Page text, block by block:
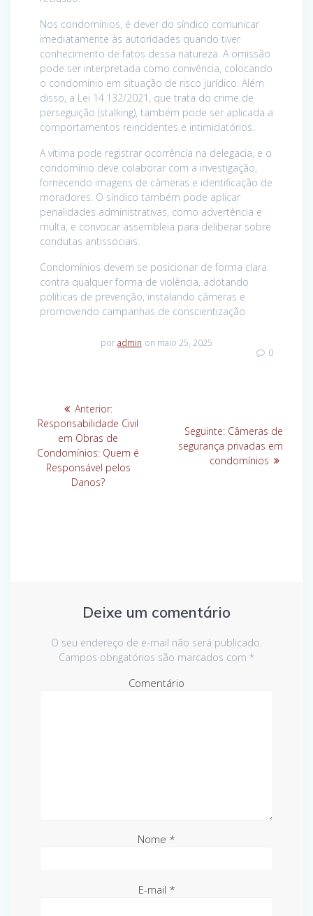
Nos condomínios, é dever do síndico comunicar
imediatamente às autoridades quando tiver
conhecimento de fatos dessa natureza. A omissão
pode ser interpretada como conivência, colocando
o condomínio em situação de risco jurídico. Além
disso, a Lei 14.132/2021, que trata do crime de
perseguição (stalking), também pode ser aplicada a
comportamentos reincidentes e intimidatórios.
A vítima pode registrar ocorrência na delegacia, e o
condomínio deve colaborar com a investigação,
fornecendo imagens de câmeras e identificação de
moradores. O síndico também pode aplicar
penalidades administrativas, como advertência e
multa, e convocar assembleia para deliberar sobre
condutas antissociais.
Condomínios devem se posicionar de forma clara
contra qualquer forma de violência, adotando
políticas de prevenção, instalando câmeras e
promovendo campanhas de conscientização
poradmin on maio 25, 2025
0
Navegação
de
Post
Anterior:Post
anterior:
Responsabilidade Civil
em Obras de
Condomínios: Quem é
Responsável pelos
Danos?
Seguinte: Post
seguinte:
Câmeras de
segurança privadas em
condomínios
Deixe um comentário
O seu endereço de e-mail não será publicado.
Campos obrigatórios são marcados com *
Comentário
Nome *
E-mail *